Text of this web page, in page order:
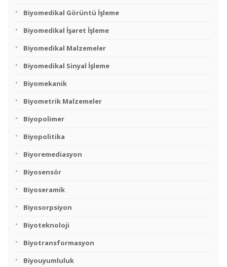
Biyomedikal Görüntü İşleme
Biyomedikal İşaret İşleme
Biyomedikal Malzemeler
Biyomedikal Sinyal İşleme
Biyomekanik
Biyometrik Malzemeler
Biyopolimer
Biyopolitika
Biyoremediasyon
Biyosensör
Biyoseramik
Biyosorpsiyon
Biyoteknoloji
Biyotransformasyon
Biyouyumluluk